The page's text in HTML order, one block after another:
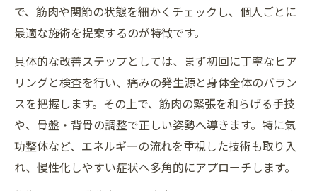
女性も安心できる整体の魅力とポイント
整体で女性特有の不調をやさしくケアする
方法
整体で産後やデスクワークの悩みに寄り添
う対応
整体と丁寧なカウンセリングで安心できる
理由
整体の女性向け施術が人気のポイントを解
で、筋肉や関節の状態を細かくチェックし、個人ごとに
最適な施術を提案するのが特徴です。
具体的な改善ステップとしては、まず初回に丁寧なヒア
リングと検査を行い、痛みの発生源と身体全体のバラン
スを把握します。その上で、筋肉の緊張を和らげる手技
や、骨盤・背骨の調整で正しい姿勢へ導きます。特に氣
功整体など、エネルギーの流れを重視した技術も取り入
れ、慢性化しやすい症状へ多角的にアプローチします。